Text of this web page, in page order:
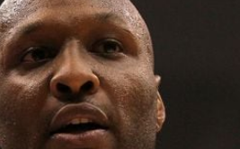
Filme & Serien
Lifestyle
Familie & Liebe
Promiflash Exklusiv